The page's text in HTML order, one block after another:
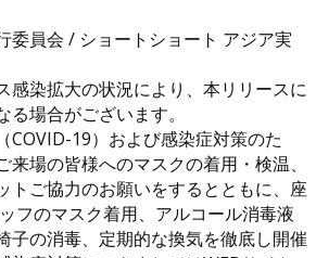
委員会 / ショートショート アジア実
感染拡大の状況により、本リリースに
場合がございます。
COVID-19）および感染症対策のた
場の皆様へのマスクの着用・検温、
トご協力のお願いをするとともに、座
フのマスク着用、アルコール消毒液
子の消毒、定期的な換気を徹底し開催